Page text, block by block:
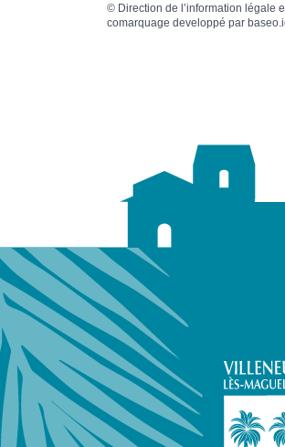
© Direction de l’information légale
comarquage developpé par